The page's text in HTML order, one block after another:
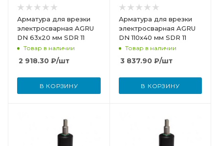
Арматура для врезки
электросварная AGRU
DN 63х20 мм SDR 11
Товар в наличии
2 918.30 ₽/шт
В КОРЗИНУ
Арматура для врезки
электросварная AGRU
DN 110х40 мм SDR 11
Товар в наличии
3 837.90₽/шт
В КОРЗИНУ